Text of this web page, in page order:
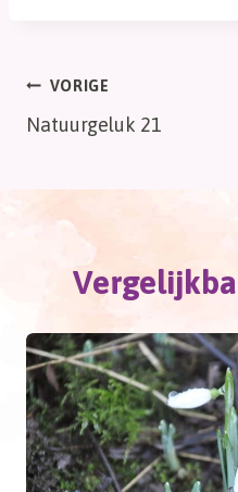
Bericht
navigatie
VORIGE
Natuurgeluk 21